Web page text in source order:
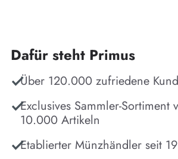
Dafür steht Primus
Über 120.000 zufriedene
Exclusives Sammler-Sortiment
10.000 Artikeln
Etablierter Münzhändler seit